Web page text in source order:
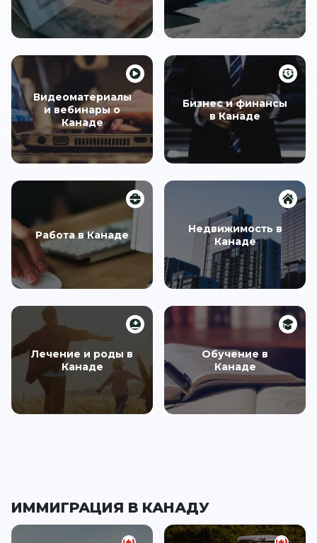
Видеоматериалы
и вебинары о
Канаде
Бизнес и финансы
в Канаде
Работа в Канаде
Недвижимость в
Канаде
Лечение и роды в
Канаде
Обучение в
Канаде
ИММИГРАЦИЯ В КАНАДУ